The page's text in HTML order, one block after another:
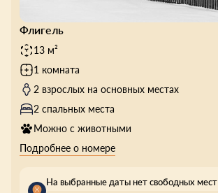
Флигель
13 м²
1 комната
2 взрослых на основных местах
2 спальных места
Можно с животными
Подробнее о номере
На выбранные даты нет свободных мест